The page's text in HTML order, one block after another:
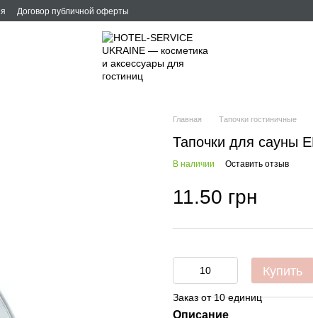
Договор публичной оферты
Главная Тапочки гостиничные
Тапочки для сауны
В наличии Оставить отзыв
11.50 грн
Купить
Заказ от 10 единиц
Описание